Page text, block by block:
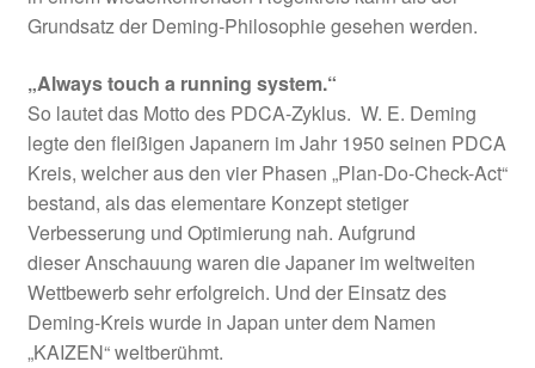
Grundsatz der Deming-Philosophie gesehen werden.
„Always touch a running system.“
So lautet das Motto des PDCA-Zyklus. W. E. Deming
legte den fleißigen Japanern im Jahr 1950 seinen PDCA
Kreis, welcher aus den vier Phasen „Plan-Do-Check-Act“
bestand, als das elementare Konzept stetiger
Verbesserung und Optimierung nah. Aufgrund
dieser Anschauung waren die Japaner im weltweiten
Wettbewerb sehr erfolgreich. Und der Einsatz des
Deming-Kreis wurde in Japan unter dem Namen
„KAIZEN“ weltberühmt.